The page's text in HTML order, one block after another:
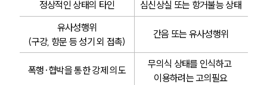
정상적인 상태의 타인
심신상실 또는 항거불능 상태
유사성행위
(구강, 항문 등 성기 외 접촉)
간음 또는 유사성행위
폭행·협박을 통한 강제 의도
무의식 상태를 인식하고
이용하려는 고의필요